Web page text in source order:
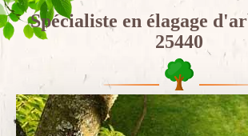
Spécialiste en élagage
25440